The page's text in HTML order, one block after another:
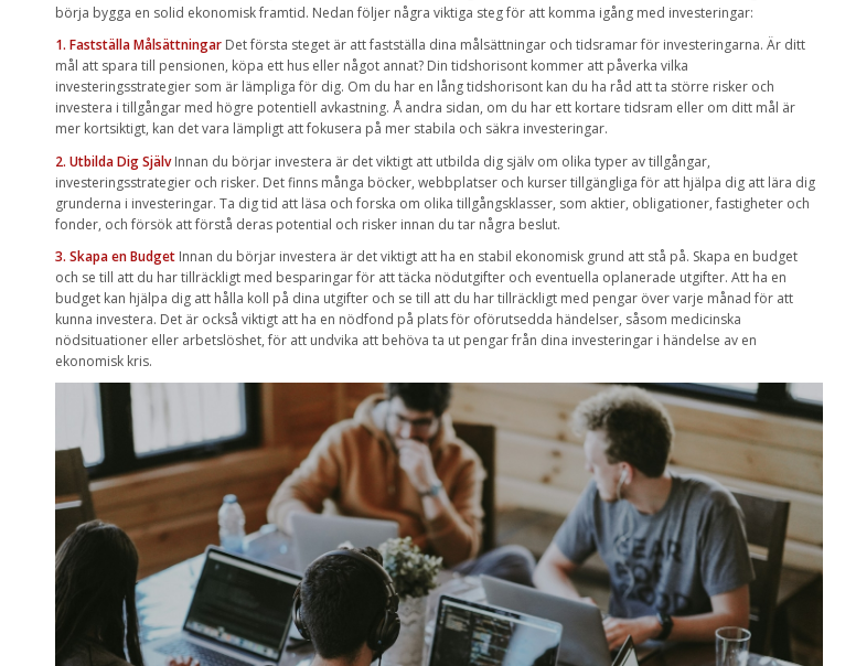
börja bygga en solid ekonomisk framtid. Nedan följer några viktiga steg för att komma igång med investeringar:
1. Fastställa Målsättningar Det första steget är att fastställa dina målsättningar och tidsramar för investeringarna. Är ditt
mål att spara till pensionen, köpa ett hus eller något annat? Din tidshorisont kommer att påverka vilka
investeringsstrategier som är lämpliga för dig. Om du har en lång tidshorisont kan du ha råd att ta större risker och
investera i tillgångar med högre potentiell avkastning. Å andra sidan, om du har ett kortare tidsram eller om ditt mål är
mer kortsiktigt, kan det vara lämpligt att fokusera på mer stabila och säkra investeringar.
2. Utbilda Dig SjälvInnan du börjar investera är det viktigt att utbilda dig själv om olika typer av tillgångar,
investeringsstrategier och risker. Det finns många böcker, webbplatser och kurser tillgängliga för att hjälpa dig att lära dig
grunderna i investeringar. Ta dig tid att läsa och forska om olika tillgångsklasser, som aktier, obligationer, fastigheter och
fonder, och försök att förstå deras potential och risker innan du tar några beslut.
3. Skapa en Budget Innan du börjar investera är det viktigt att ha en stabil ekonomisk grund att stå på. Skapa en budget
och se till att du har tillräckligt med besparingar för att täcka nödutgifter och eventuella oplanerade utgifter. Att ha en
budget kan hjälpa dig att hålla koll på dina utgifter och se till att du har tillräckligt med pengar över varje månad för att
kunna investera. Det är också viktigt att ha en nödfond på plats för oförutsedda händelser, såsom medicinska
nödsituationer eller arbetslöshet, för att undvika att behöva ta ut pengar från dina investeringar i händelse av en
ekonomisk kris.